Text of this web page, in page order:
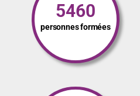
5460
personnes formées